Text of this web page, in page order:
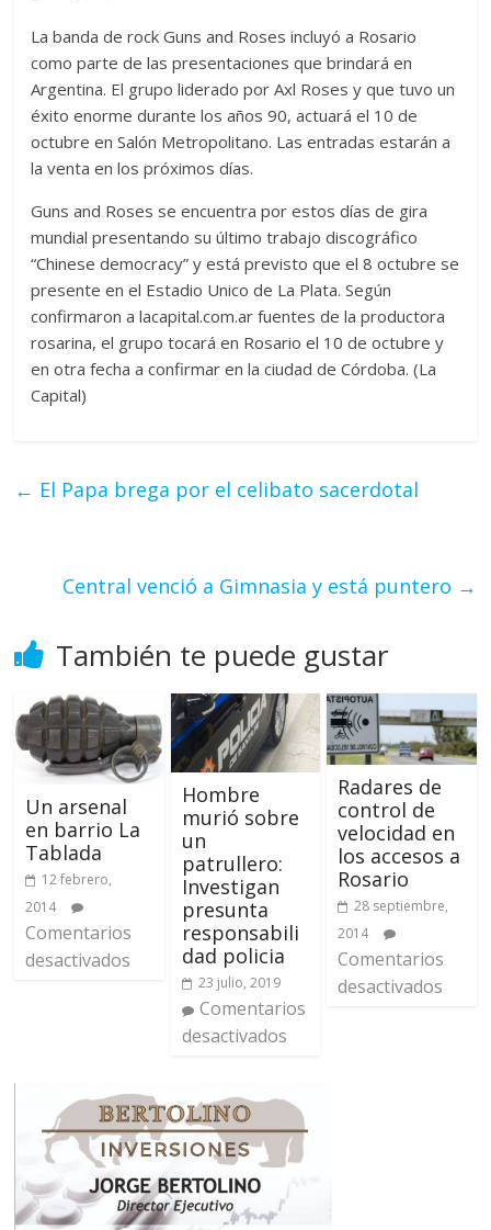
La banda de rock Guns and Roses incluyó a Rosario
como parte de las presentaciones que brindará en
Argentina. El grupo liderado por Axl Roses y que tuvo un
éxito enorme durante los años 90, actuará el 10 de
octubre en Salón Metropolitano. Las entradas estarán a
la venta en los próximos días.
Guns and Roses se encuentra por estos días de gira
mundial presentando su último trabajo discográfico
“Chinese democracy” y está previsto que el 8 octubre se
presente en el Estadio Unico de La Plata. Según
confirmaron a lacapital.com.ar fuentes de la productora
rosarina, el grupo tocará en Rosario el 10 de octubre y
en otra fecha a confirmar en la ciudad de Córdoba. (La
Capital)
← El Papa brega por el celibato sacerdotal
Central venció a Gimnasia y está puntero →
También te puede gustar
Un arsenal
en barrio La
Tablada
12 febrero,
2014
Comentarios
desactivados
Hombre
murió sobre
un
patrullero:
Investigan
presunta
responsabili
dad policia
23 julio, 2019
Comentarios
desactivados
Radares de
control de
velocidad en
los accesos a
Rosario
28 septiembre,
2014
Comentarios
desactivados